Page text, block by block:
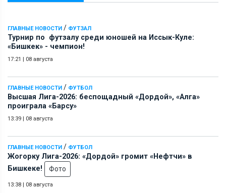
ГЛАВНЫЕ НОВОСТИ / ФУТЗАЛ
Турнир по футзалу среди юношей на Иссык-Куле:
«Бишкек» - чемпион!
17:21 | 08 августа
ГЛАВНЫЕ НОВОСТИ / ФУТБОЛ
Высшая Лига-2026: беспощадный «Дордой», «Алга»
проиграла «Барсу»
13:39 | 08 августа
ГЛАВНЫЕ НОВОСТИ / ФУТБОЛ
Жогорку Лига-2026: «Дордой» громит «Нефтчи» в
Бишкеке!
Фото
13:38 | 08 августа